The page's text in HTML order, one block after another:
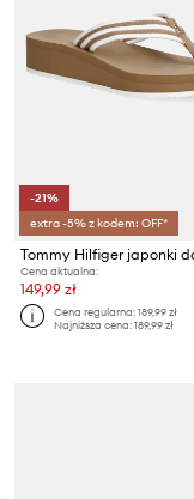
-21%
extra -5% z kodem: OFF*
Cena aktualna:
149,99 zł
Cena regularna:189,99 zł
Najniższa cena:189,99 zł